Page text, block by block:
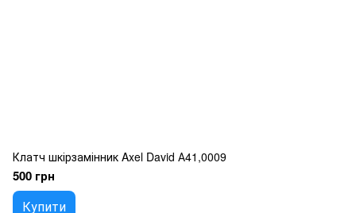
Клатч шкірзамінник Axel David А41,0009
500 грн
Купити